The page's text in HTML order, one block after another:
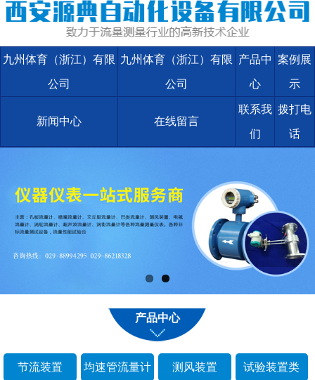
九州体育（浙江）有限
公司
九州体育（浙江）有限
公司
产品中
心
案例展
示
新闻中心 在线留言
联系我
们
拨打电
话
产品中心
节流装置 均速管流量计 测风装置 试验装置类